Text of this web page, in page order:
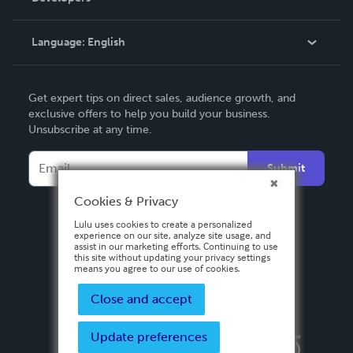
Knowledge Base
Contact Support
Language: English
Deutsch
Français
Italiano
Español
Get expert tips on direct sales, audience growth, and
exclusive offers to help you build your business.
Unsubscribe at any time.
Submit
Privacy PolicyTerms & Conditions
Cookies & Privacy
Lulu uses cookies to create a personalized
experience on our site, analyze site usage, and
assist in our marketing efforts. Continuing to use
this site without updating your privacy settings
means you agree to our use of cookies.
Close and accept
Update preferences